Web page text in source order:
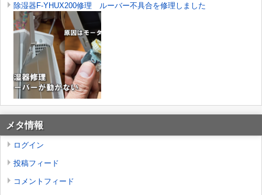
除湿器F-YHUX200修理 ルーバー不具合を修理しました
メタ情報
ログイン
投稿フィード
コメントフィード